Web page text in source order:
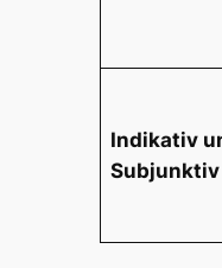
Indikativ
Subjunktiv